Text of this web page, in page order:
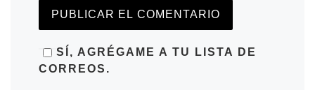
SÍ, AGRÉGAME A TU LISTA DE
CORREOS.